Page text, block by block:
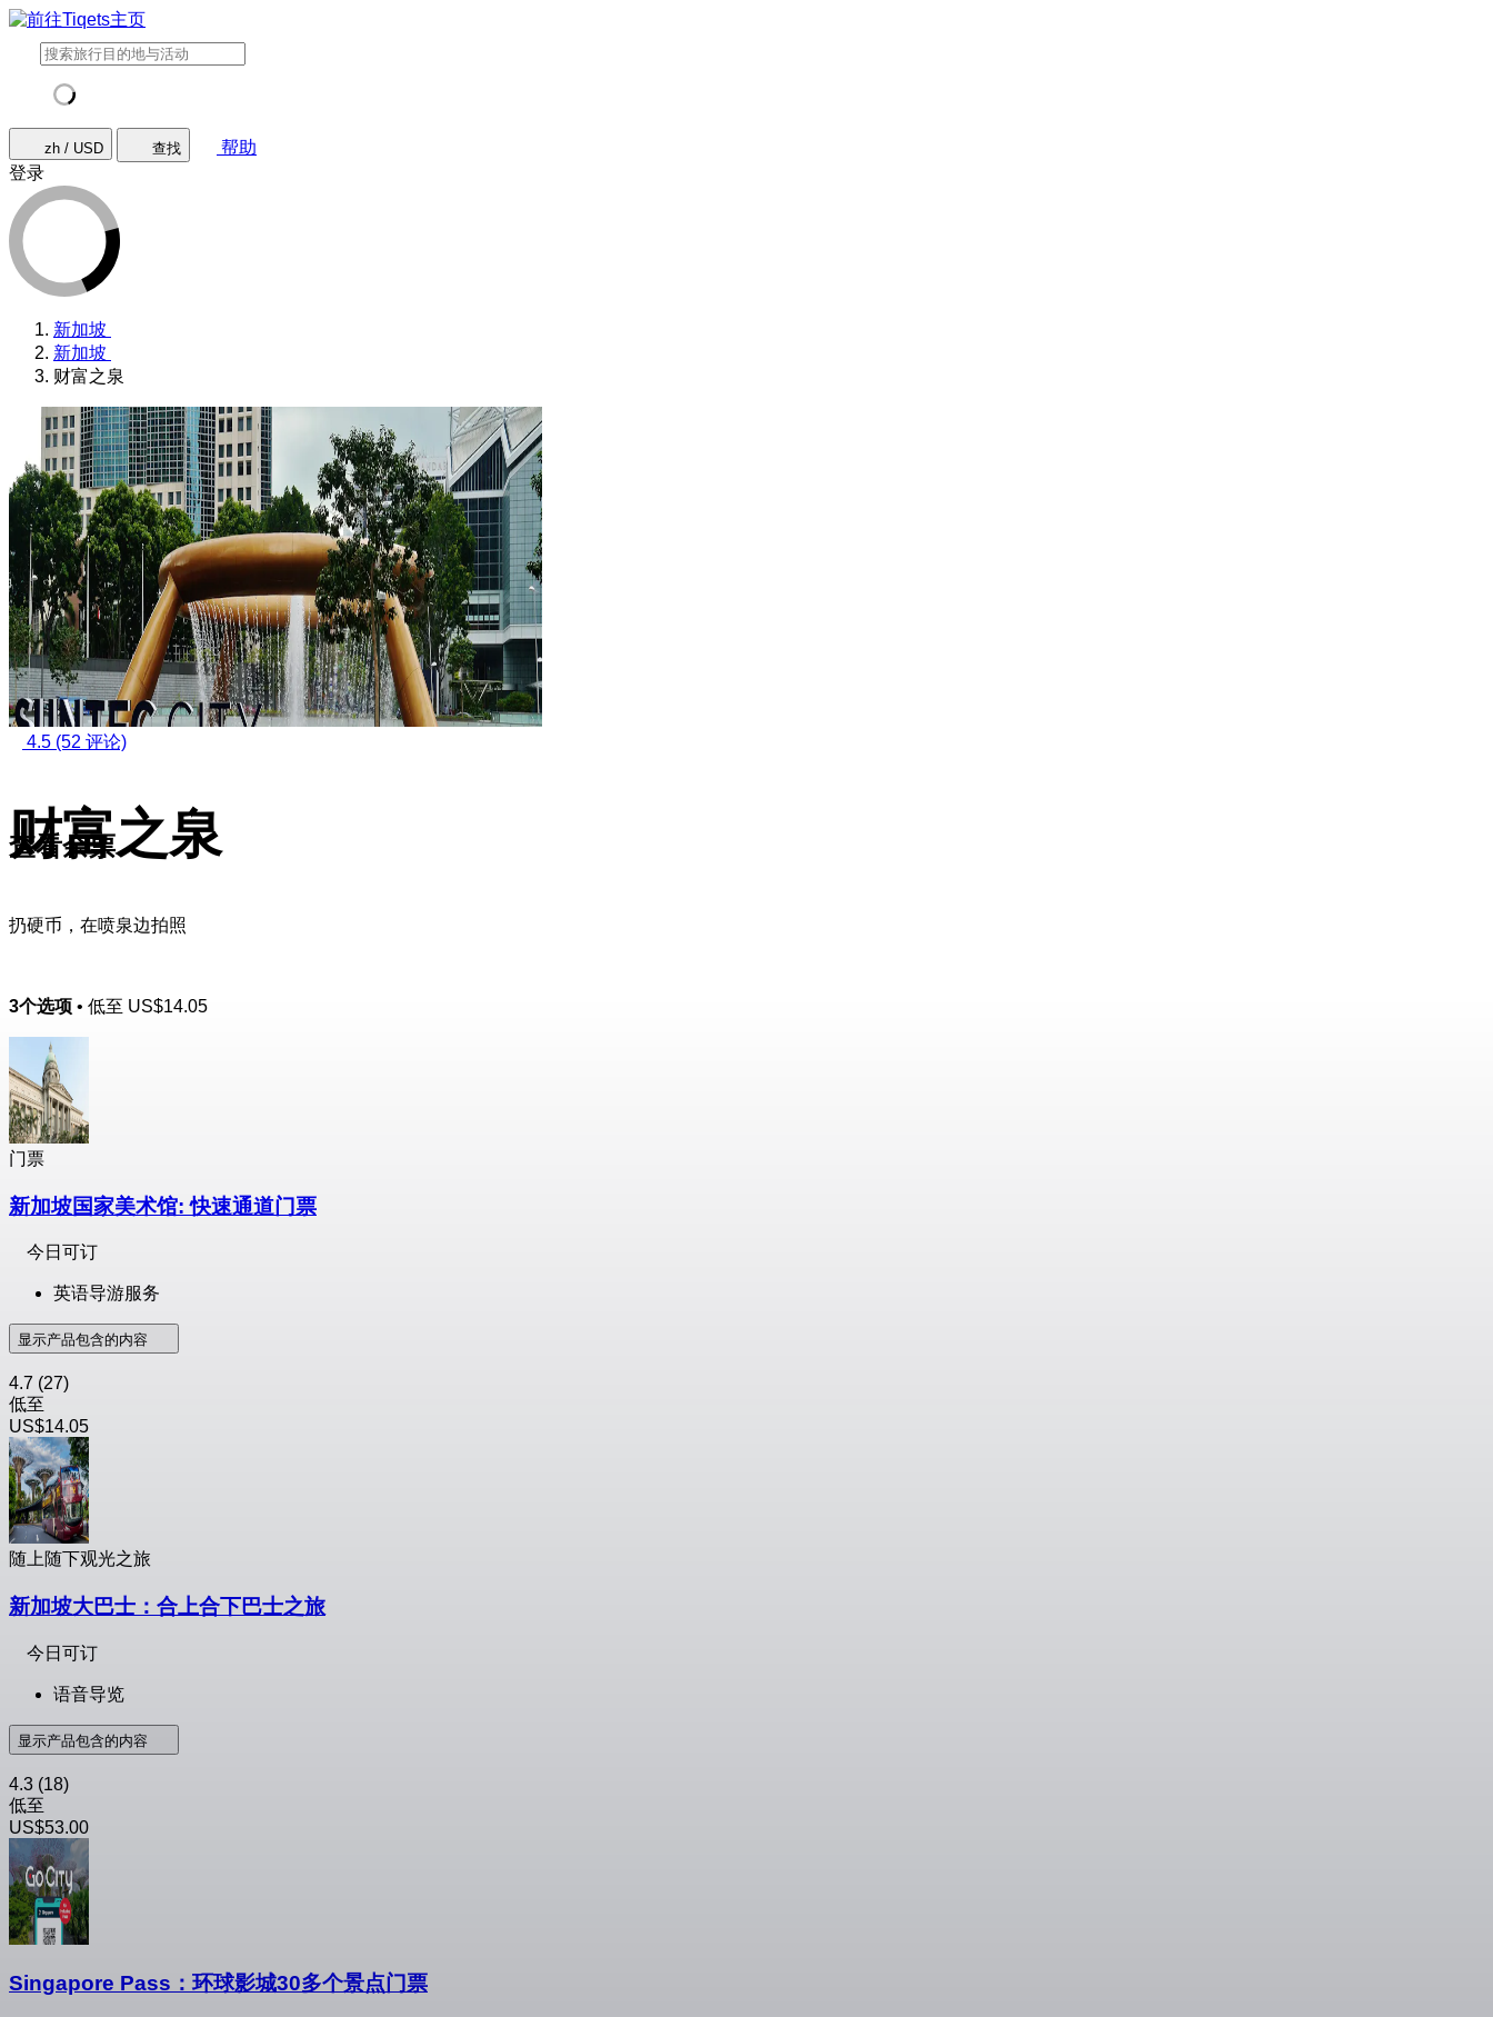
zh / USD 查找
帮助
登录
新加坡
新加坡
财富之泉
4.5 (52 评论)
财富之泉
扔硬币，在喷泉边拍照
查看余票
3个选项 • 低至 US$14.05
门票
新加坡国家美术馆: 快速通道门票
今日可订
英语导游服务
显示产品包含的内容
4.7 (27)
低至
US$14.05
随上随下观光之旅
新加坡大巴士：合上合下巴士之旅
今日可订
语音导览
显示产品包含的内容
4.3 (18)
低至
US$53.00
Singapore Pass：环球影城30多个景点门票